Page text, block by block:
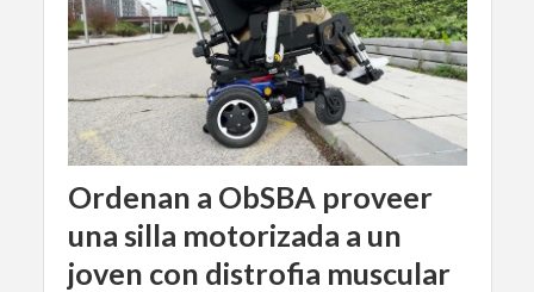
Ordenan a ObSBA proveer
una silla motorizada a un
joven con distrofia muscular